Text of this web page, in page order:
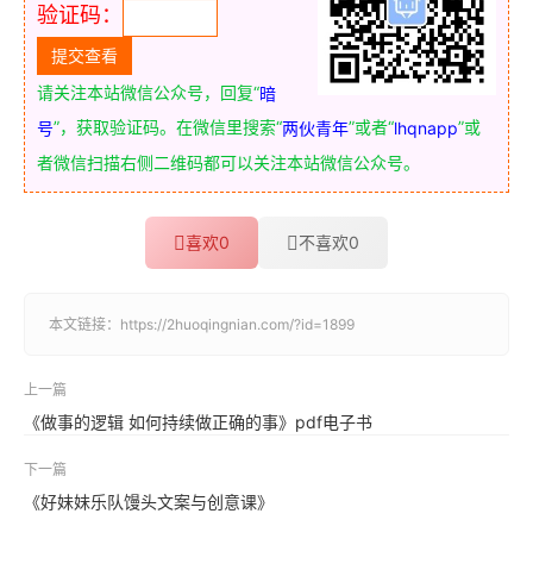
验证码：
请关注本站微信公众号，回复“暗
号”，获取验证码。在微信里搜索“两伙青年”或者“lhqnapp”或
者微信扫描右侧二维码都可以关注本站微信公众号。
喜欢0 不喜欢0
本文链接： https://2huoqingnian.com/?id=1899
上一篇
《做事的逻辑 如何持续做正确的事》pdf电子书
下一篇
《好妹妹乐队馒头文案与创意课》